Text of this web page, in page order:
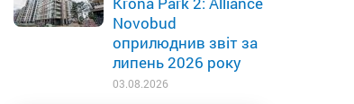
Novobud
оприлюднив звіт за
липень 2026 року
03.08.2026